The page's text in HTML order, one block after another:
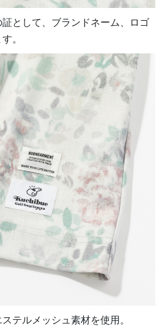
として、ブランドネーム、ロゴ
。
テルメッシュ素材を使用。